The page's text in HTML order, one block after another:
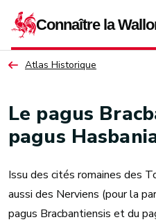
Atlas Historique
Le pagus
pagus
Issu des cités romaines des
aussi des Nerviens (pour la
pagus Bracbantiensis et du